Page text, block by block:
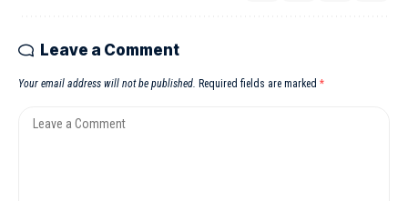
Leave a Comment
Your email address will not be published. Required fields are marked *